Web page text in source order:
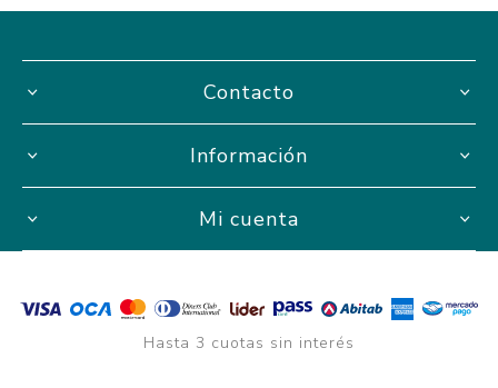
Contacto
Información
Mi cuenta
Hasta 3 cuotas sin interés